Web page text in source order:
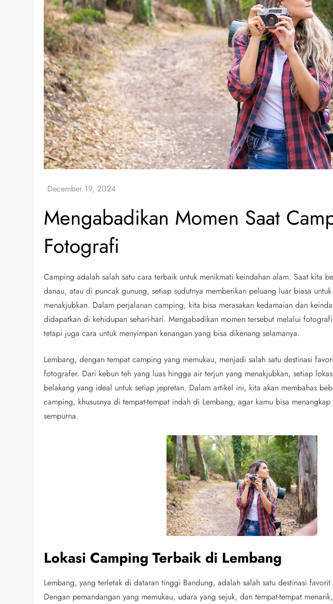
Mengabadikan Momen Saat
Fotografi
Camping adalah salah satu cara terbaik untuk menikmati keindahan alam. Saat kita
danau, atau di puncak gunung, setiap sudutnya memberikan peluang luar biasa
menakjubkan. Dalam perjalanan camping, kita bisa merasakan kedamaian dan
didapatkan di kehidupan sehari-hari. Mengabadikan momen tersebut melalui
tetapi juga cara untuk menyimpan kenangan yang bisa dikenang selamanya.
Lembang, dengan tempat camping yang memukau, menjadi salah satu destinasi
fotografer. Dari kebun teh yang luas hingga air terjun yang menakjubkan, setiap
belakang yang ideal untuk setiap jepretan. Dalam artikel ini, kita akan membahas
camping, khususnya di tempat-tempat indah di Lembang, agar kamu bisa
sempurna.
Lokasi Camping Terbaik di Lembang
Lembang, yang terletak di dataran tinggi Bandung, adalah salah satu destinasi
Dengan pemandangan yang memukau, udara yang sejuk, dan tempat-tempat